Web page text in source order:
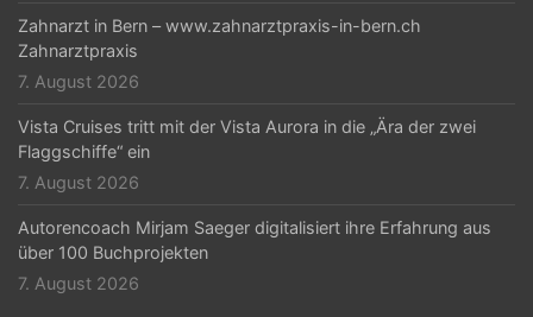
Zahnarzt in Bern – www.zahnarztpraxis-in-bern.ch
Zahnarztpraxis
7. August 2026
Vista Cruises tritt mit der Vista Aurora in die „Ära der zwei
Flaggschiffe“ ein
7. August 2026
Autorencoach Mirjam Saeger digitalisiert ihre Erfahrung aus
über 100 Buchprojekten
7. August 2026